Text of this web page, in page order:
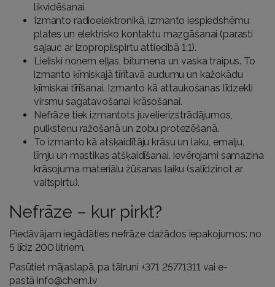
likvidēšanai.
Izmanto radioelektronikā, izmanto iespiedshēmu
plates un elektrisko kontaktu mazgāšanai (parasti
sajauc ar izopropilspirtu attiecībā 1:1).
Lieliski noņem eļļas, bitumena un vaska traipus. To
izmanto ķīmiskajā tīrītavā audumu un kažokādu
ķīmiskai tīrīšanai. Izmanto kā attaukošanas līdzekli
virsmu sagatavošanai krāsošanai.
Nefrāze tiek izmantots juvelierizstrādājumos,
pulksteņu ražošanā un zobu protezēšanā.
To izmanto kā atšķaidītāju krāsu un laku, emalju,
līmju un mastikas atšķaidīšanai. Ievērojami samazina
krāsojuma materiālu žūšanas laiku (salīdzinot ar
vaitspirtu).
Nefrāze – kur pirkt?
Piedāvājam iegādāties nefrāze dažādos iepakojumos: no
5 līdz 200 litriem.
Pasūtiet mājaslapā, pa tālruni +371 25771311 vai e-
pastā info@chem.lv